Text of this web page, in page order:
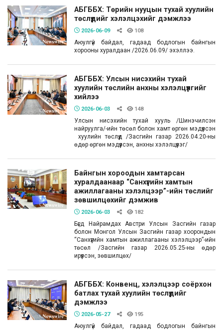
АБГББХ: Төрийн нууцын тухай хуулийн
төслүүдийг хэлэлцэхийг дэмжлээ
2026-06-09 108
Аюулгүй байдал, гадаад бодлогын байнгын
хорооны хуралдаан /2026.06.09/ эхэллээ.
АБГББХ: Улсын нисэхийн тухай
хуулийн төслийн анхны хэлэлцүүлгийг
хийлээ
2026-06-03 148
Улсын нисэхийн тухай хууль /Шинэчилсэн
найруулга/-ийн төсөл болон хамт өргөн мэдүүлсэн
хуулийн төслүүд /Засгийн газар 2026.04.20-ны
өдөр өргөн мэдүүлсэн, анхны хэлэлцүүлэг/
Байнгын хороодын хамтарсан
хуралдаанаар “Санхүүгийн хамтын
ажиллагааны хэлэлцээр”-ийн төслийг
зөвшилцөхийг дэмжив
2026-06-03 182
Бүгд Найрамдах Австри Улсын Засгийн газар
болон Монгол Улсын Засгийн газар хоорондын
“Санхүүгийн хамтын ажиллагааны хэлэлцээр”-ийн
төсөл /Засгийн газар 2026.05.25-ны өдөр
ирүүлсэн, зөвшилцөх/
АБГББХ: Конвенц, хэлэлцээр соёрхон
батлах тухай хуулийн төслүүдийг
дэмжлээ
2026-05-27 195
Аюулгүй байдал, гадаад бодлогын байнгын